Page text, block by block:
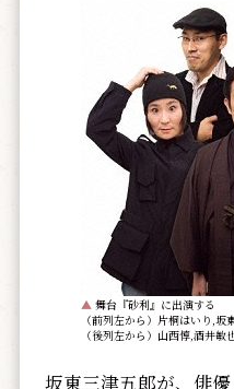
▲ 舞台『砂利』に出演する
（前列左から）片桐はいり,坂
（後列左から）山西惇,酒井敏
坂東三津五郎が、俳